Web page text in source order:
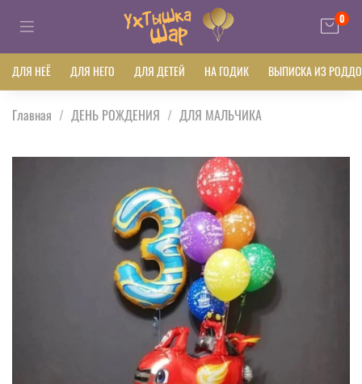
0
ДЛЯ НЕЁ ДЛЯ НЕГО ДЛЯ ДЕТЕЙ НА ГОДИК ВЫПИСКА ИЗ
Главная ДЕНЬ РОЖДЕНИЯ ДЛЯ МАЛЬЧИКА